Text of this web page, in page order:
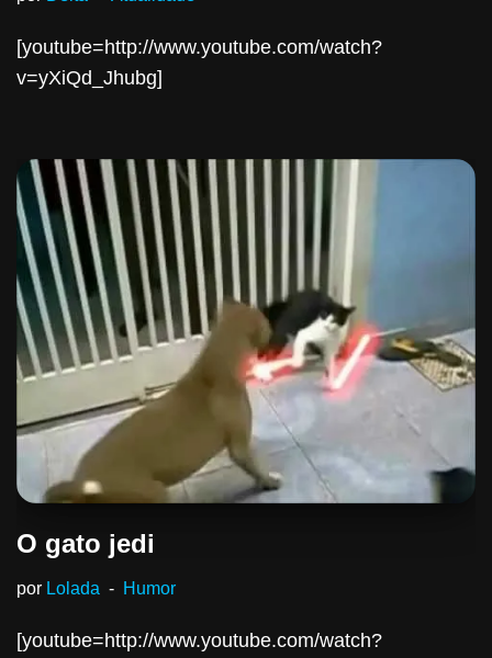
[youtube=http://www.youtube.com/watch?
v=yXiQd_Jhubg]
O gato jedi
por Lolada Humor
[youtube=http://www.youtube.com/watch?